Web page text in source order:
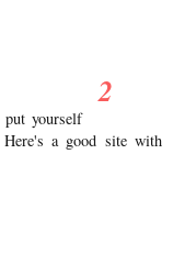
yourself
a good site with